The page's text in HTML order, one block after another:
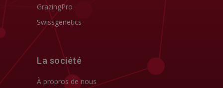
GrazingPro
Swissgenetics
La société
À propros de nous